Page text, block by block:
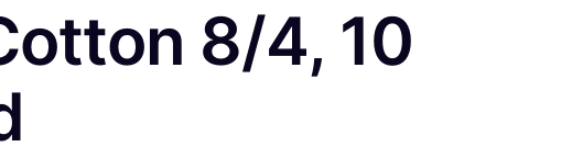
8/4, 10